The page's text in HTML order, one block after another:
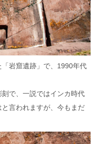
岩窟遺跡」で、1990年代
で、一説ではインカ時代
言われますが、今もまだ